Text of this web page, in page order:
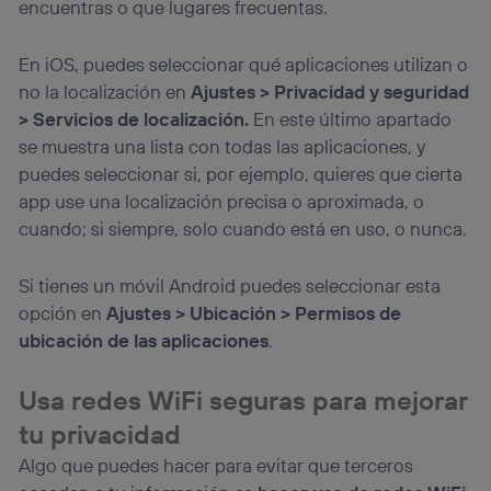
encuentras o que lugares frecuentas.
En iOS, puedes seleccionar qué aplicaciones utilizan o
no la localización en Ajustes > Privacidad y seguridad
> Servicios de localización. En este último apartado
se muestra una lista con todas las aplicaciones, y
puedes seleccionar si, por ejemplo, quieres que cierta
app use una localización precisa o aproximada, o
cuando; si siempre, solo cuando está en uso, o nunca.
Si tienes un móvil Android puedes seleccionar esta
opción enAjustes > Ubicación > Permisos de
ubicación de las aplicaciones.
Usa redes WiFi seguras para mejorar
tu privacidad
Algo que puedes hacer para evitar que terceros
la política de privacidad de Utiq.